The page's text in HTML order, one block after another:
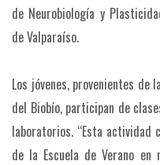
de Neurobiología y
de Valparaíso.
Los jóvenes, provenientes de
del Biobío, participan de
laboratorios. “Esta actividad
de la Escuela de Verano en